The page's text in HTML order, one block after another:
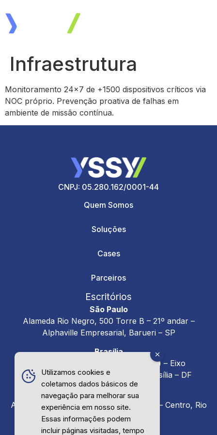
Infraestrutura
Monitoramento 24×7 de +1500 dispositivos críticos via
NOC próprio. Prevenção proativa de falhas em
ambiente de missão contínua.
CNPJ: 05.280.162/0001-44
Quem Somos
Soluções
Cases
Parceiros
Escritórios
São Paulo
Alameda Rio Negro, 500 Torre B – 21º andar –
Alphaville Empresarial, Barueri – SP
Brasília
Estádio Nacional (Mané Garrincha) – Eixo
Monumental SRPN – 2º Andar, Brasília – DF
Rio de Janeiro
Av. República do Chile, 230 – 24° andar – Centro, Rio
de Janeiro – RJ
Utilizamos cookies e
coletamos dados básicos de
navegação para melhorar sua
experiência em nosso site.
Essas informações podem
incluir páginas visitadas, tempo